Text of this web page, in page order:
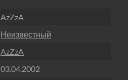
AzZzA
Неизвестный
AzZzA
03.04.2002